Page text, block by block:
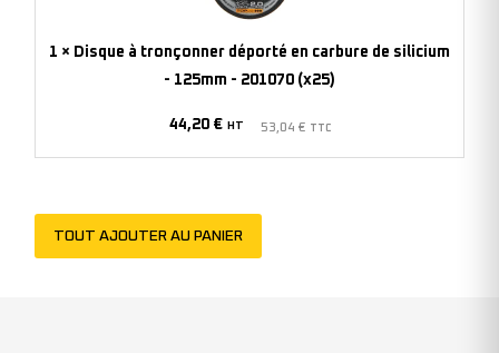
en
carbure
-
(x25)
1 × Disque à tronçonner déporté en carbure de silicium
- 125mm - 201070 (x25)
44,20 € HT 53,04 € TTC
TOUT AJOUTER AU PANIER